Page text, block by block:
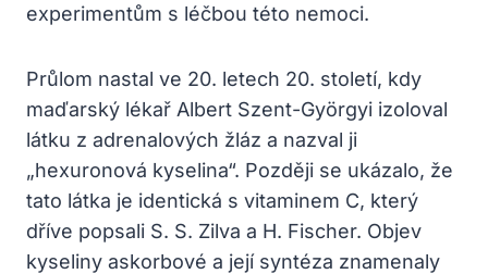
experimentům s léčbou této nemoci.
Průlom nastal ve 20. letech 20. století, kdy
maďarský lékař Albert Szent-Györgyi izoloval
látku z adrenalových žláz a nazval ji
„hexuronová kyselina“. Později se ukázalo, že
tato látka je identická s vitaminem C, který
dříve popsali S. S. Zilva a H. Fischer. Objev
kyseliny askorbové a její syntéza znamenaly